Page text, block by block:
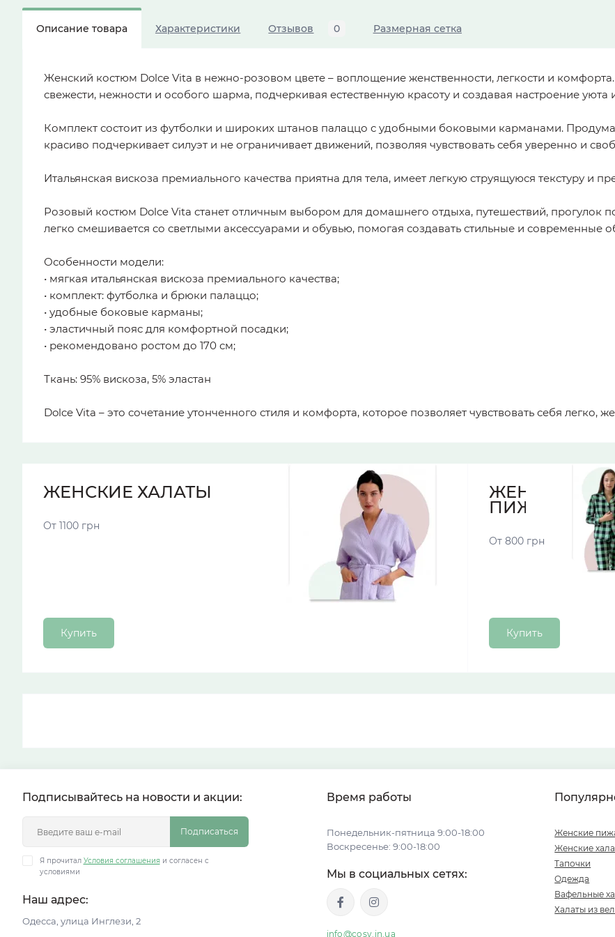
Описание товара Характеристики Отзывов 0 Размерная сетка
Женский костюм Dolce Vita в нежно-розовом цвете – воплощение женственности, легкости и
свежести, нежности и особого шарма, подчеркивая естественную красоту и создавая настроение уюта
Комплект состоит из футболки и широких штанов палаццо с удобными боковыми карманами.
красиво подчеркивает силуэт и не ограничивает движений, позволяя чувствовать себя уверенно и
Итальянская вискоза премиального качества приятна для тела, имеет легкую струящуюся текстуру и
Розовый костюм Dolce Vita станет отличным выбором для домашнего отдыха, путешествий, прогулок
легко смешивается со светлыми аксессуарами и обувью, помогая создавать стильные и современные
Особенности модели:
• мягкая итальянская вискоза премиального качества;
• комплект: футболка и брюки палаццо;
• удобные боковые карманы;
• эластичный пояс для комфортной посадки;
• рекомендовано ростом до 170 см;
Ткань: 95% вискоза, 5% эластан
Dolce Vita – это сочетание утонченного стиля и комфорта, которое позволяет чувствовать себя легко,
ЖЕНСКИЕ ХАЛАТЫ
От 1100 грн
Купить
ЖЕНСКИЕ
ПИЖАМЫ
От 800 грн
Купить
Подписывайтесь на новости и акции:
Подписаться
Я прочитал Условия соглашения и согласен с
условиями
Наш адрес:
Одесса, улица Инглези, 2
Время работы
Понедельник-пятница 9:00-18:00
Воскресенье: 9:00-18:00
Мы в социальных сетях:
info@cosy.in.ua
Женские
Женские
Тапочки
Одежда
Вафельные
Халаты из